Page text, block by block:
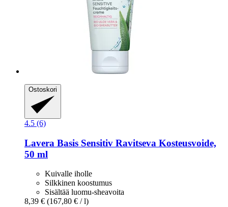
Ostoskori
4.5 (6)
Lavera Basis Sensitiv Ravitseva Kosteusvoide,
50 ml
Kuivalle iholle
Silkkinen koostumus
Sisältää luomu-sheavoita
8,39 € (167,80 € / l)